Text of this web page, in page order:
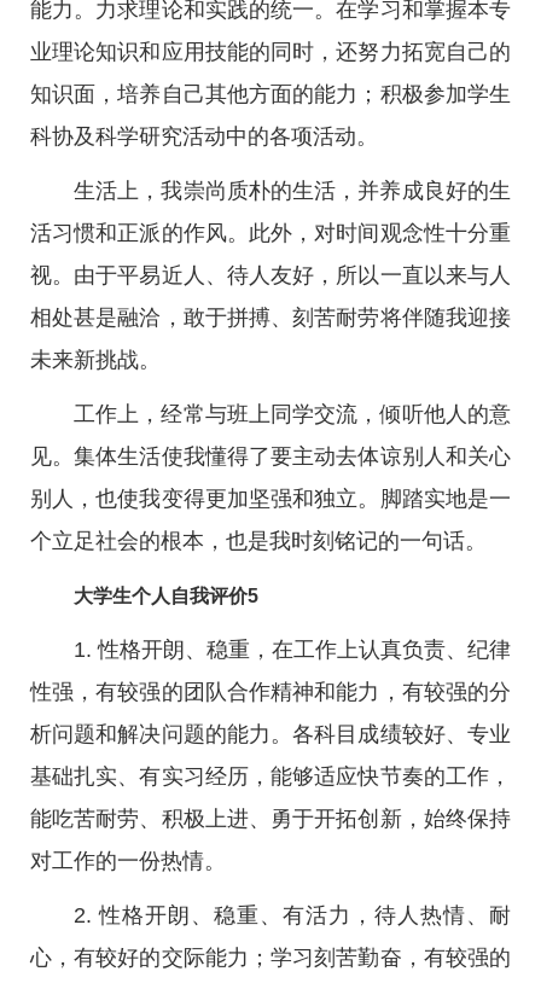
能力。力求理论和实践的统一。在学习和掌握本专
业理论知识和应用技能的同时，还努力拓宽自己的
知识面，培养自己其他方面的能力；积极参加学生
科协及科学研究活动中的各项活动。
生活上，我崇尚质朴的生活，并养成良好的生
活习惯和正派的作风。此外，对时间观念性十分重
视。由于平易近人、待人友好，所以一直以来与人
相处甚是融洽，敢于拼搏、刻苦耐劳将伴随我迎接
未来新挑战。
工作上，经常与班上同学交流，倾听他人的意
见。集体生活使我懂得了要主动去体谅别人和关心
别人，也使我变得更加坚强和独立。脚踏实地是一
个立足社会的根本，也是我时刻铭记的一句话。
大学生个人自我评价5
1. 性格开朗、稳重，在工作上认真负责、纪律
性强，有较强的团队合作精神和能力，有较强的分
析问题和解决问题的能力。各科目成绩较好、专业
基础扎实、有实习经历，能够适应快节奏的工作，
能吃苦耐劳、积极上进、勇于开拓创新，始终保持
对工作的一份热情。
2. 性格开朗、稳重、有活力，待人热情、耐
心，有较好的交际能力；学习刻苦勤奋，有较强的